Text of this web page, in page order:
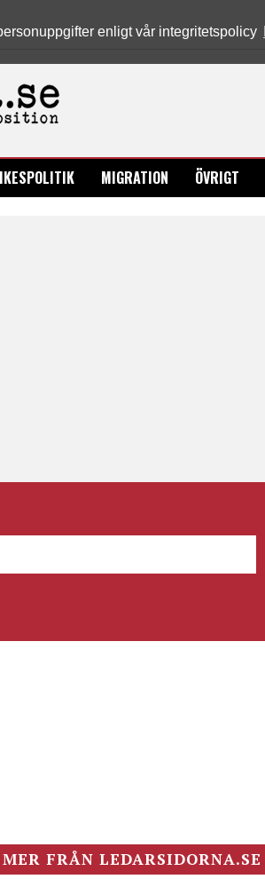
enligt vår integritetspolicy
MIGRATION ÖVRIGT
MER FRÅN LEDARSIDORNA.SE